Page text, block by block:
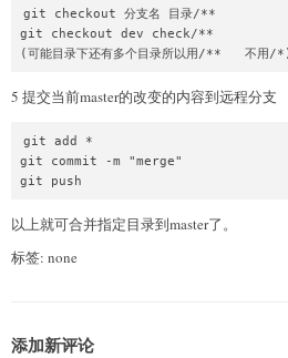
git checkout 分支名 目录/**
git checkout dev check/**
(可能目录下还有多个目录所以用/**   不用/
5 提交当前master的改变的内容到远程分支
git add *
git commit -m "merge"
git push
以上就可合并指定目录到master了。
标签: none
添加新评论